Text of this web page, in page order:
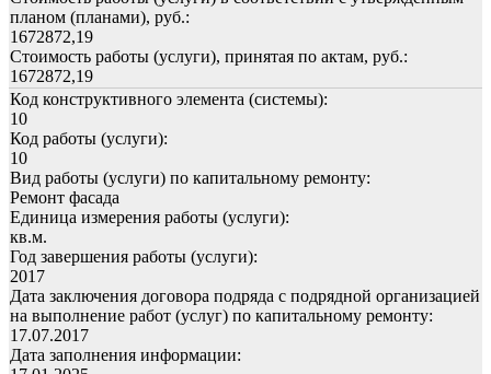
планом (планами), руб.:
1672872,19
Стоимость работы (услуги), принятая по актам, руб.:
1672872,19
Код конструктивного элемента (системы):
10
Код работы (услуги):
10
Вид работы (услуги) по капитальному ремонту:
Ремонт фасада
Единица измерения работы (услуги):
кв.м.
Год завершения работы (услуги):
2017
Дата заключения договора подряда с подрядной организацией
на выполнение работ (услуг) по капитальному ремонту:
17.07.2017
Дата заполнения информации: